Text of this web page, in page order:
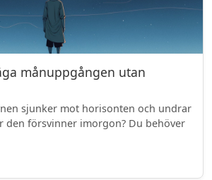
månuppgången utan
sjunker mot horisonten och undrar
den försvinner imorgon? Du behöver